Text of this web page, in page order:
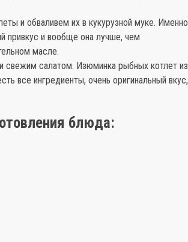
и обваливем их в кукурузной муке. Именно
привкус и вообще она лучше, чем
масле.
салатом. Изюминка рыбных котлет из
все ингредиенты, очень оригинальный вкус,
блюда: